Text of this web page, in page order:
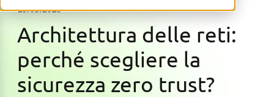
19.05.2025
Architettura delle reti:
perché scegliere la
sicurezza zero trust?